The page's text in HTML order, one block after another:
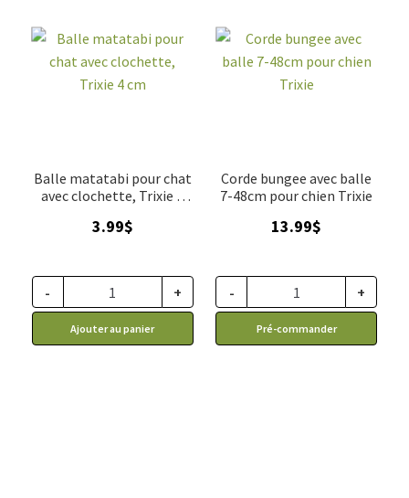
Balle matatabi pour chat
avec clochette, Trixie 4
3.99$
- +
Ajouter au panier
Corde bungee avec balle
7-48cm pour chien Trixie
13.99$
- +
Pré-commander